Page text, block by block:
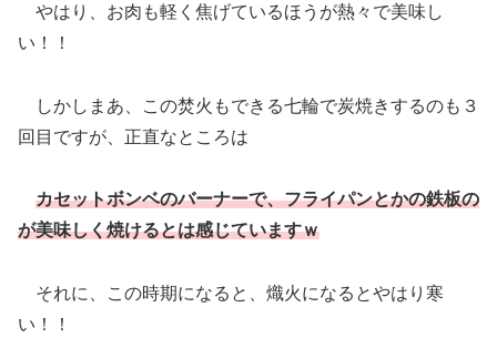
やはり、お肉も軽く焦げているほうが熱々で美味し
い！！
しかしまあ、この焚火もできる七輪で炭焼きするのも３
回目ですが、正直なところは
カセットボンベのバーナーで、フライパンとかの鉄板の
が美味しく焼けるとは感じていますｗ
それに、この時期になると、熾火になるとやはり寒
い！！